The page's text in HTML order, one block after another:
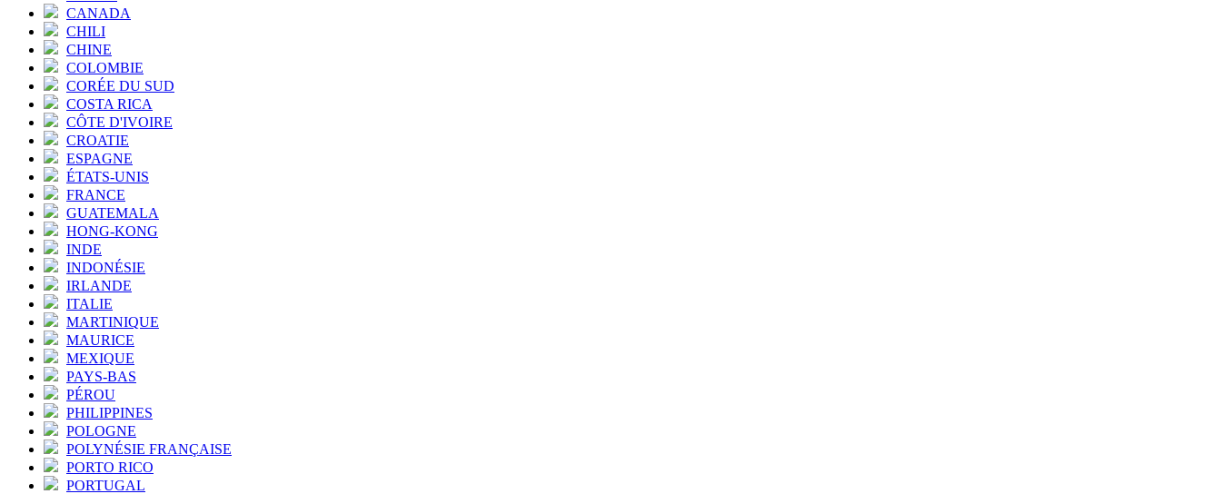
CANADA
CHILI
CHINE
COLOMBIE
CORÉE DU SUD
COSTA RICA
CÔTE D'IVOIRE
CROATIE
ESPAGNE
ÉTATS-UNIS
FRANCE
GUATEMALA
HONG-KONG
INDE
INDONÉSIE
IRLANDE
ITALIE
MARTINIQUE
MAURICE
MEXIQUE
PAYS-BAS
PÉROU
PHILIPPINES
POLOGNE
POLYNÉSIE FRANÇAISE
PORTO RICO
PORTUGAL